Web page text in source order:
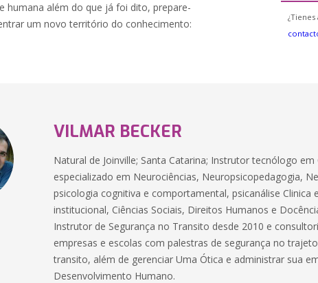
humana além do que já foi dito, prepare-
um novo território do conhecimento:
VILMAR BECKER
Natural de Joinville; Santa Catarina; Instrutor tecnólogo
especializado em Neurociências, Neuropsicopedagogia,
psicologia cognitiva e comportamental, psicanálise Clinica
institucional, Ciências Sociais, Direitos Humanos e
Instrutor de Segurança no Transito desde 2010 e
empresas e escolas com palestras de segurança no
transito, além de gerenciar Uma Ótica e administrar sua
Desenvolvimento Humano.